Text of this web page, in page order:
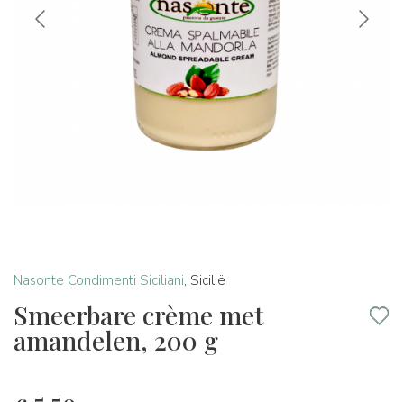
Nasonte Condimenti Siciliani, Sicilië
Smeerbare crème met
amandelen, 200 g